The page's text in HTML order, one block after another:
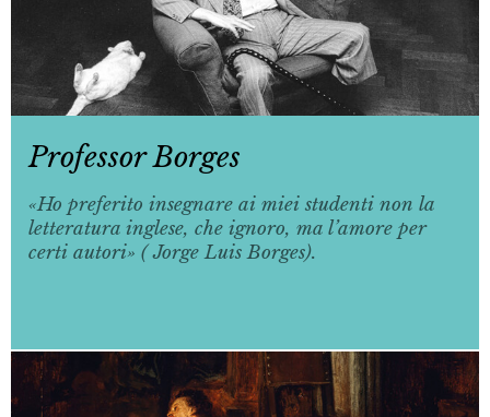
Professor Borges
«Ho preferito insegnare ai miei studenti non la
letteratura inglese, che ignoro, ma l’amore per
certi autori» ( Jorge Luis Borges).